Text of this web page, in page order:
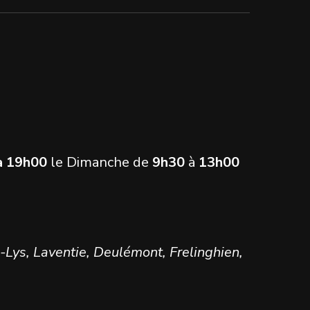
19h00 le Dimanche de 9h30 à 13h00
Laventie, Deulémont, Frelinghien,